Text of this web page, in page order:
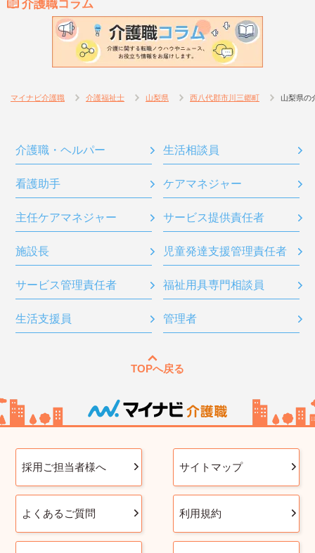
介護職コラム
マイナビ介護職 介護福祉士 山梨県 西八代郡市川三郷町 山梨県の
介護職・ヘルパー 生活相談員
看護助手 ケアマネジャー
主任ケアマネジャー サービス提供責任者
施設長 児童発達支援管理責任者
サービス管理責任者 福祉用具専門相談員
生活支援員 管理者
TOPへ戻る
採用ご担当者様へ サイトマップ
よくあるご質問 利用規約